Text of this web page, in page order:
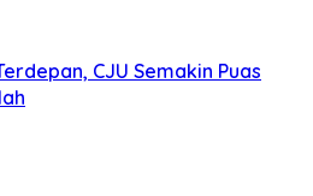
CJU Semakin Puas